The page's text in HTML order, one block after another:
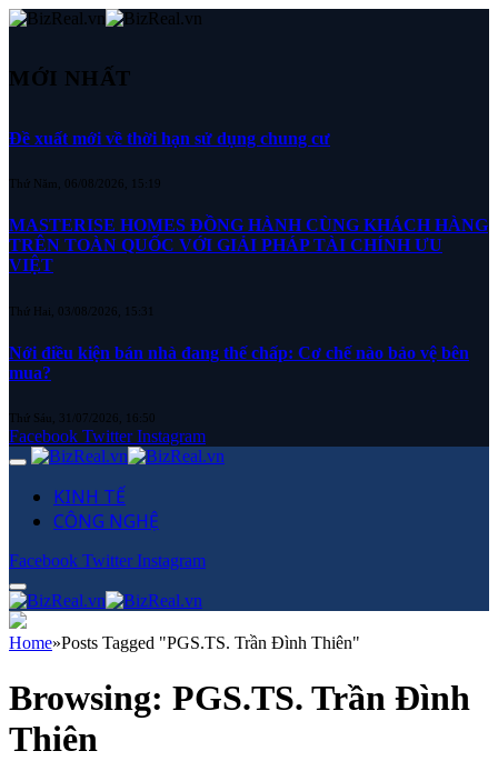
MỚI NHẤT
Đề xuất mới về thời hạn sử dụng chung cư
Thứ Năm, 06/08/2026, 15:19
MASTERISE HOMES ĐỒNG HÀNH CÙNG KHÁCH HÀNG
TRÊN TOÀN QUỐC VỚI GIẢI PHÁP TÀI CHÍNH ƯU
VIỆT
Thứ Hai, 03/08/2026, 15:31
Nới điều kiện bán nhà đang thế chấp: Cơ chế nào bảo vệ bên
mua?
Thứ Sáu, 31/07/2026, 16:50
Facebook Twitter Instagram
KINH TẾ
CÔNG NGHỆ
Facebook Twitter Instagram
Home»Posts Tagged "PGS.TS. Trần Đình Thiên"
Browsing: PGS.TS. Trần Đình
Thiên